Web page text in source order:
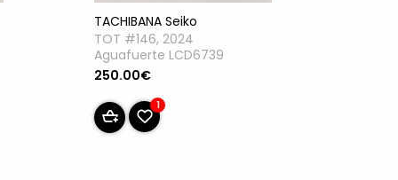
TACHIBANA Seiko
TOT #146, 2024
Aguafuerte LCD6739
250.00€
1